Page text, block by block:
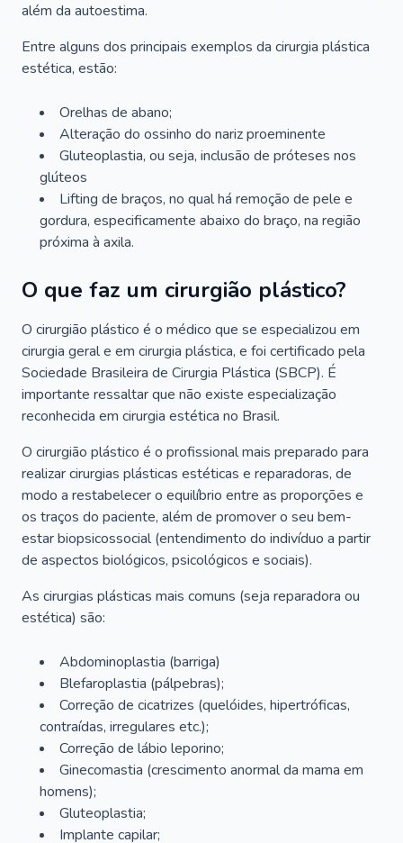
além da autoestima.
Entre alguns dos principais exemplos da cirurgia plástica
estética, estão:
Orelhas de abano;
Alteração do ossinho do nariz proeminente
Gluteoplastia, ou seja, inclusão de próteses nos
glúteos
Lifting de braços, no qual há remoção de pele e
gordura, especificamente abaixo do braço, na região
próxima à axila.
O que faz um cirurgião plástico?
O cirurgião plástico é o médico que se especializou em
cirurgia geral e em cirurgia plástica, e foi certificado pela
Sociedade Brasileira de Cirurgia Plástica (SBCP). É
importante ressaltar que não existe especialização
reconhecida em cirurgia estética no Brasil.
O cirurgião plástico é o profissional mais preparado para
realizar cirurgias plásticas estéticas e reparadoras, de
modo a restabelecer o equilíbrio entre as proporções e
os traços do paciente, além de promover o seu bem-
estar biopsicossocial (entendimento do indivíduo a partir
de aspectos biológicos, psicológicos e sociais).
As cirurgias plásticas mais comuns (seja reparadora ou
estética) são:
Abdominoplastia (barriga)
Blefaroplastia (pálpebras);
Correção de cicatrizes (quelóides, hipertróficas,
contraídas, irregulares etc.);
Correção de lábio leporino;
Ginecomastia (crescimento anormal da mama em
homens);
Gluteoplastia;
Implante capilar;